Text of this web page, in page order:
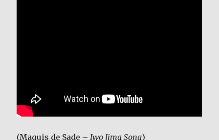
(Maquis de Sade –Iwo Jima Song)